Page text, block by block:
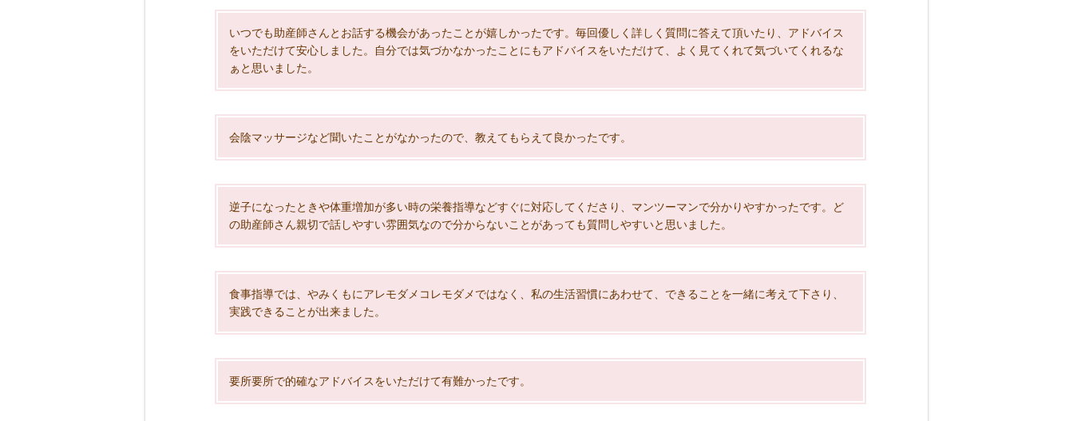
いつでも助産師さんとお話する機会があったことが嬉しかったです。毎回優しく詳しく質問に答えて頂いたり、アドバイス
をいただけて安心しました。自分では気づかなかったことにもアドバイスをいただけて、よく見てくれて気づいてくれるな
ぁと思いました。
会陰マッサージなど聞いたことがなかったので、教えてもらえて良かったです。
逆子になったときや体重増加が多い時の栄養指導などすぐに対応してくださり、マンツーマンで分かりやすかったです。ど
の助産師さん親切で話しやすい雰囲気なので分からないことがあっても質問しやすいと思いました。
食事指導では、やみくもにアレモダメコレモダメではなく、私の生活習慣にあわせて、できることを一緒に考えて下さり、
実践できることが出来ました。
要所要所で的確なアドバイスをいただけて有難かったです。